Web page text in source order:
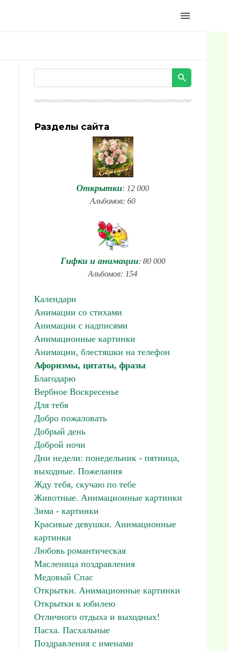
menu
Разделы сайта
Открытки: 12 000
Альбомов: 60
Гифки и анимации: 80 000
Альбомов: 154
Календари
Анимации со стихами
Анимации с надписями
Анимационные картинки
Анимации, блестяшки на телефон
Афоризмы, цитаты, фразы
Благодарю
Вербное Воскресенье
Для тебя
Добро пожаловать
Добрый день
Доброй ночи
Дни недели: понедельник - пятница,
выходные. Пожелания
Жду тебя, скучаю по тебе
Животные. Анимационные картинки
Зима - картинки
Красивые девушки. Анимационные
картинки
Любовь романтическая
Масленица поздравления
Медовый Спас
Открытки. Анимационные картинки
Открытки к юбилею
Отличного отдыха и выходных!
Пасха. Пасхальные
Поздравления с именами